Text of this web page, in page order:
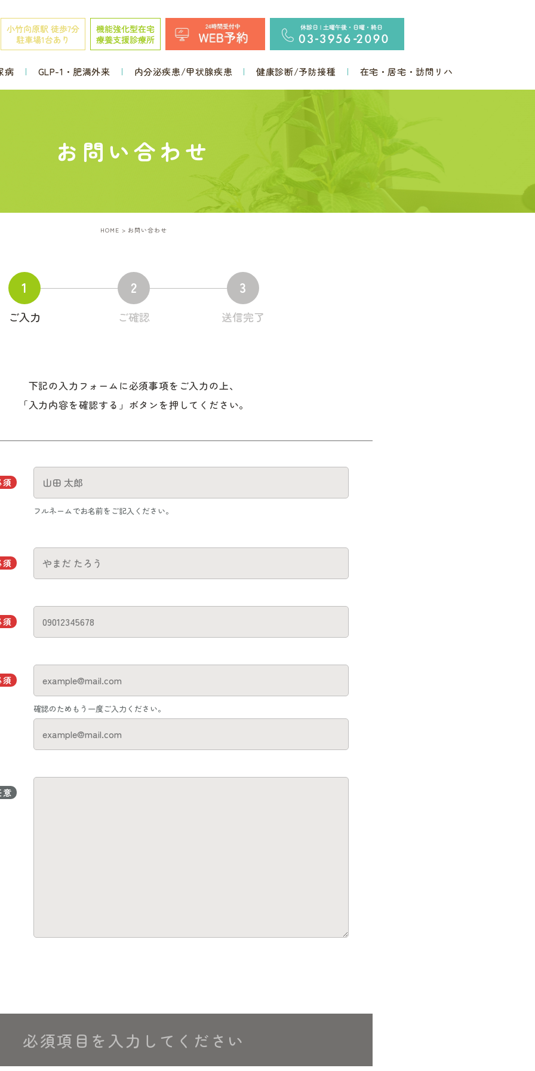
病 GLP-1・肥満外来 内分泌疾患/甲状腺疾患 健康診断/予防接種 在宅・居宅・訪問リハ
お問い合わせ
HOME お問い合わせ
1
ご入力
2
ご確認
3
送信完了
下記の入力フォームに必須事項をご入力の上、
「入力内容を確認する」ボタンを押してください。
須
フルネームでお名前をご記入ください。
須
須
須
確認のためもう一度ご入力ください。
意